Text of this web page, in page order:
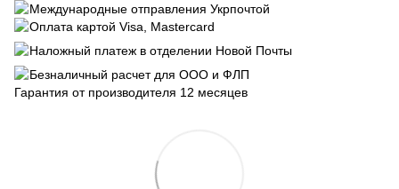
Международные отправления Укрпочтой
Оплата картой Visa, Mastercard
Наложный платеж в отделении Новой Почты
Безналичный расчет для ООО и ФЛП
Гарантия от производителя 12 месяцев